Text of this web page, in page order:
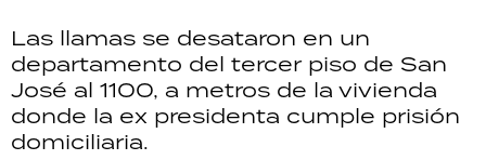
Las llamas se desataron en un
departamento del tercer piso de San
José al 1100, a metros de la vivienda
donde la ex presidenta cumple prisión
domiciliaria.